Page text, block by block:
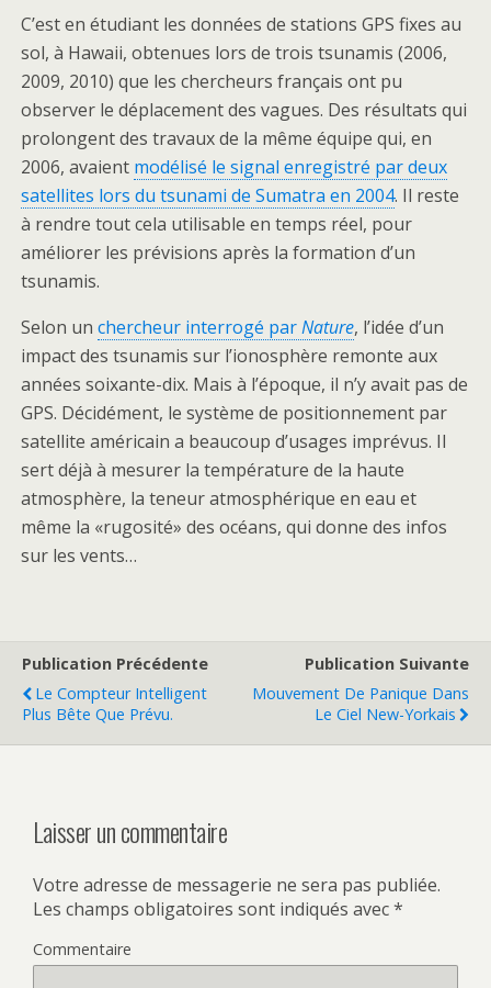
C’est en étudiant les données de stations GPS fixes au
sol, à Hawaii, obtenues lors de trois tsunamis (2006,
2009, 2010) que les chercheurs français ont pu
observer le déplacement des vagues. Des résultats qui
prolongent des travaux de la même équipe qui, en
2006, avaient modélisé le signal enregistré par deux
satellites lors du tsunami de Sumatra en 2004. Il reste
à rendre tout cela utilisable en temps réel, pour
améliorer les prévisions après la formation d’un
tsunamis.
Selon un chercheur interrogé parNature, l’idée d’un
impact des tsunamis sur l’ionosphère remonte aux
années soixante-dix. Mais à l’époque, il n’y avait pas de
GPS. Décidément, le système de positionnement par
satellite américain a beaucoup d’usages imprévus. Il
sert déjà à mesurer la température de la haute
atmosphère, la teneur atmosphérique en eau et
même la «rugosité» des océans, qui donne des infos
sur les vents…
Publication Précédente
Le Compteur Intelligent
Plus Bête Que Prévu.
Publication Suivante
Mouvement De Panique Dans
Le Ciel New-Yorkais
Laisser un commentaire
Votre adresse de messagerie ne sera pas publiée.
Les champs obligatoires sont indiqués avec*
Commentaire